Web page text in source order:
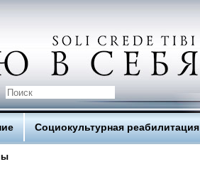
Социокультурная реабилитация